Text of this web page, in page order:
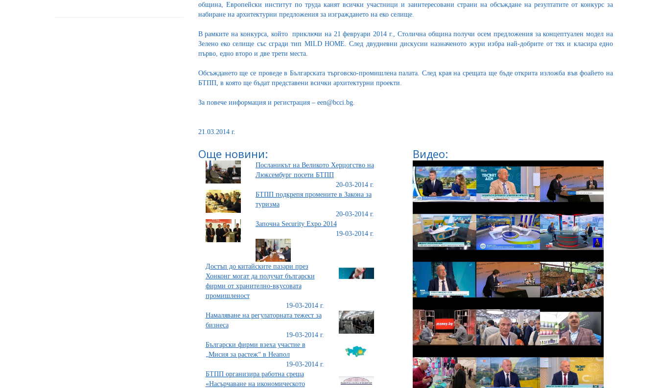
община, Европейски институт по труда канят всички участници и заинтересовани страни на обсъждане на резултатите от конкурс за
набиране на архитектурни предложения за изграждането на еко селище.
В рамките на конкурса, който приключи на 21 февруари 2014 г., Столична община получи осем предложения за концептуален модел на
Зелено еко селище със сгради тип MILD HOME. След двудневни дискусии назначеното жури избра най-добрите от тях и класира едно
първо, едно второ и две трети места.
Обсъждането ще се проведе в Българската търговско-промишлена палата. След края на срещата ще бъде открита изложба във фоайето на
БТПП, в която ще бъдат представени всички архитектурни проекти.
За повече информация и регистрация – een@bcci.bg.
21.03.2014 г.
Още новини:
Посланикът на Великото Херцогство на
Люксембург посети БТПП
20-03-2014 г.
БТПП подкрепя промените в Закона за
туризма
20-03-2014 г.
Започна Security Еxpo 2014
19-03-2014 г.
Достъп до китайските пазари през
Хонконг могат да получат български
фирми от хранително-вкусовата
промишленост
19-03-2014 г.
Намаляване на регулаторната тежест за
бизнеса
19-03-2014 г.
Български фирми взеха участие в
„Мисия за растеж“ в Неапол
19-03-2014 г.
БТПП организира работна среща
«Насърчаване на икономическото
Видео: